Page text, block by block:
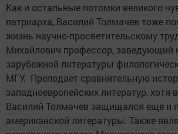
Как и остальные потомки великого
патриарха, Василий Толмачев тоже
жизнь научно-просветительскому
Михайлович профессор, заведующий
зарубежной литературы
МГУ. Преподает сравнительную
западноевропейских литератур, хотя
Василий Толмачев защищался еще и
американской литературы. Также